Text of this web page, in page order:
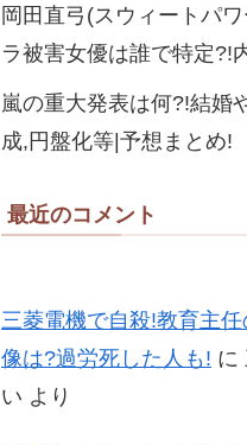
岡田直弓(スウィートパ
ラ被害女優は誰で特定?!
嵐の重大発表は何?!結婚
成,円盤化等|予想まとめ!
最近のコメント
三菱電機で自殺!教育主
像は?過労死した人も! に
い より